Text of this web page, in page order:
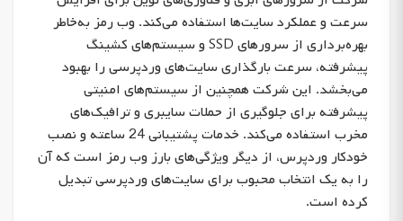
سرعت و عملکرد سایت‌ها استفاده می‌کند. وب رمز به‌خاطر
بهره‌برداری از سرورهای SSD و سیستم‌های کشینگ
پیشرفته، سرعت بارگذاری سایت‌های وردپرسی را بهبود
می‌بخشد. این شرکت همچنین از سیستم‌های امنیتی
پیشرفته برای جلوگیری از حملات سایبری و ترافیک‌های
مخرب استفاده می‌کند. خدمات پشتیبانی 24 ساعته و نصب
خودکار وردپرس، از دیگر ویژگی‌های بارز وب رمز است که آن
را به یک انتخاب محبوب برای سایت‌های وردپرسی تبدیل
کرده است.